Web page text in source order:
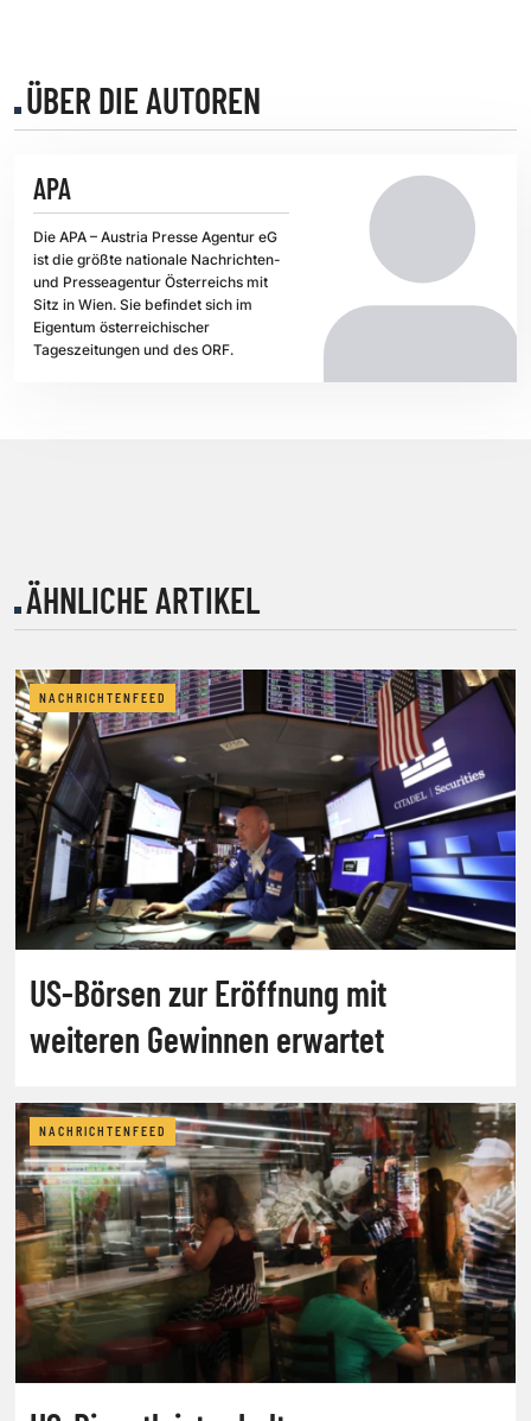
ÜBER DIE AUTOREN
APA
Die APA – Austria Presse Agentur eG
ist die größte nationale Nachrichten-
und Presseagentur Österreichs mit
Sitz in Wien. Sie befindet sich im
Eigentum österreichischer
Tageszeitungen und des ORF.
ÄHNLICHE ARTIKEL
NACHRICHTENFEED
US-Börsen zur Eröffnung mit
weiteren Gewinnen erwartet
NACHRICHTENFEED